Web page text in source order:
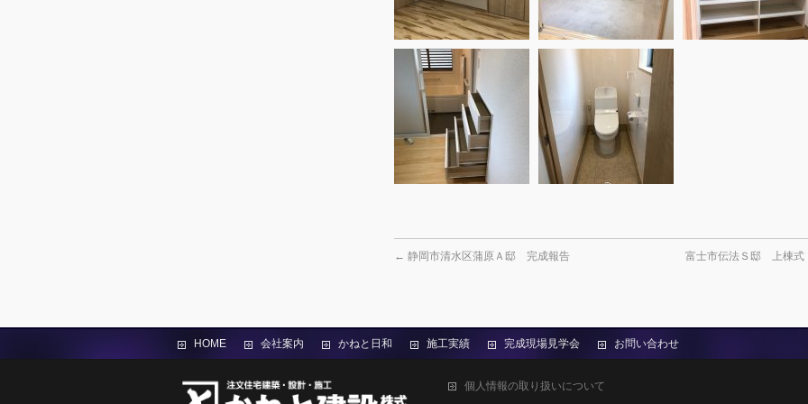
← 静岡市清水区蒲原Ａ邸 完成報告 富士市伝法Ｓ邸 上棟式
HOME 会社案内 かねと日和 施工実績 完成現場見学会 お問い合わせ
個人情報の取り扱いについて